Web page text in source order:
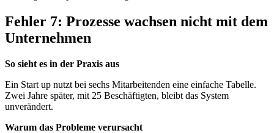
Fehler 7: Prozesse wachsen nicht mit dem
Unternehmen
So sieht es in der Praxis aus
Ein Start up nutzt bei sechs Mitarbeitenden eine einfache Tabelle.
Zwei Jahre später, mit 25 Beschäftigten, bleibt das System
unverändert.
Warum das Probleme verursacht